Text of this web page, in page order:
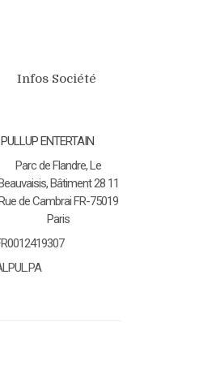
Infos Société
PULLUP ENTERTAIN
Parc de Flandre, Le
Bâtiment 28 11
de Cambrai FR-75019
Paris